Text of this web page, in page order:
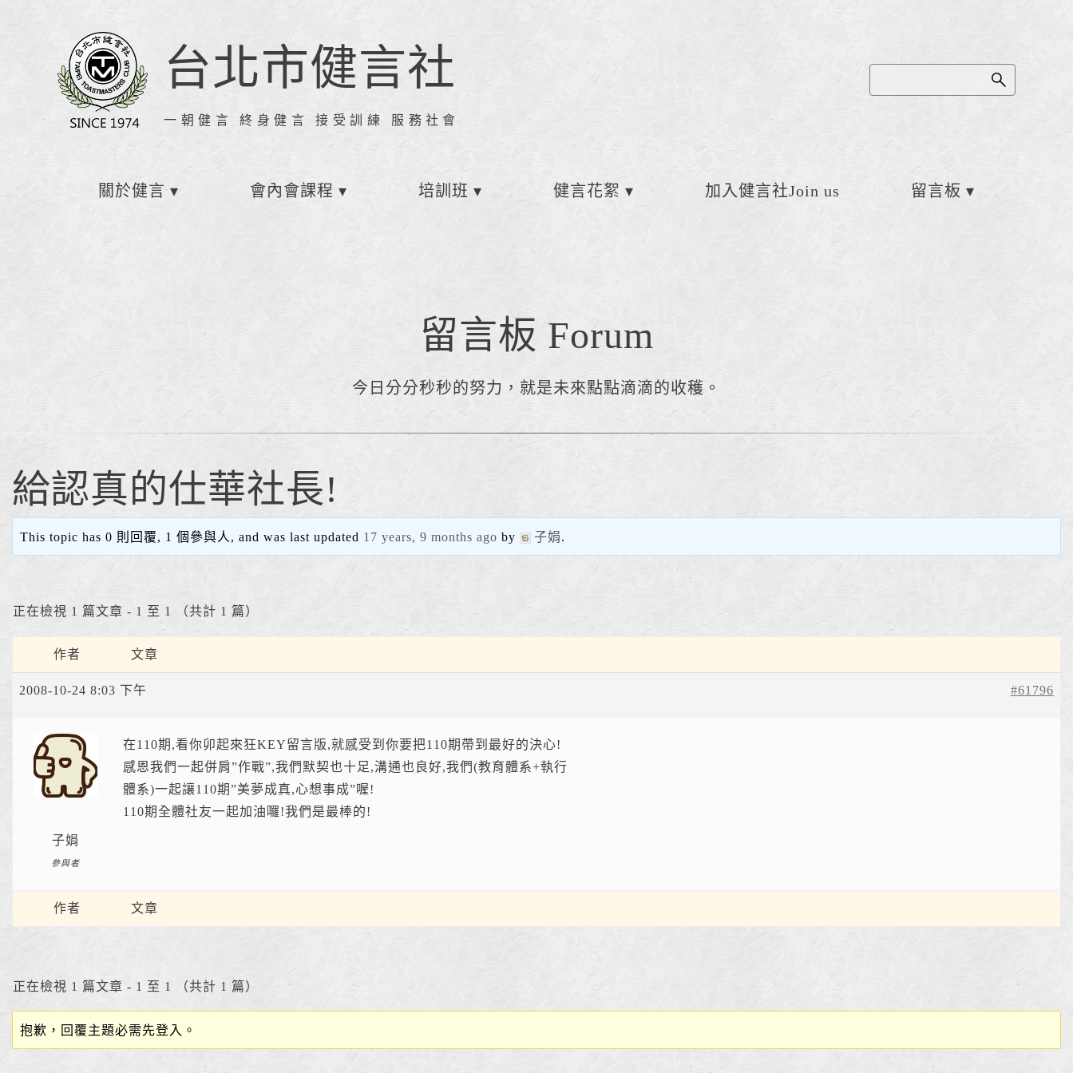
台北市健言社
一朝健言 終身健言 接受訓練 服務社會
關於健言 會內會課程 培訓班 健言花絮 加入健言社Join us 留言板
留言板 Forum
今日分分秒秒的努力，就是未來點點滴滴的收穫。
給認真的仕華社長!
This topic has 0 則回覆, 1 個參與人, and was last updated 17 years, 9 months ago by 子娟.
正在檢視 1 篇文章 - 1 至 1 （共計 1 篇）
作者 文章
2008-10-24 8:03 下午 #61796
子娟
參與者
在110期,看你卯起來狂KEY留言版,就感受到你要把110期帶到最好的決心!
感恩我們一起併肩”作戰”,我們默契也十足,溝通也良好,我們(教育體系+執行
體系)一起讓110期”美夢成真,心想事成”喔!
110期全體社友一起加油囉!我們是最棒的!
作者 文章
正在檢視 1 篇文章 - 1 至 1 （共計 1 篇）
抱歉，回覆主題必需先登入。